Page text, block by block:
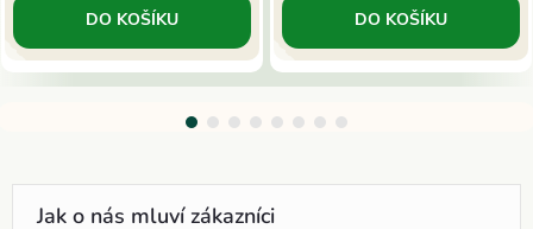
DO KOŠÍKU DO KOŠÍKU